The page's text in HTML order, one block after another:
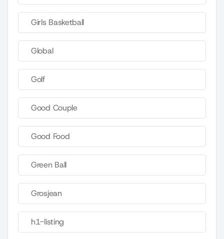
Girls Basketball
Global
Golf
Good Couple
Good Food
Green Ball
Grosjean
h1-listing